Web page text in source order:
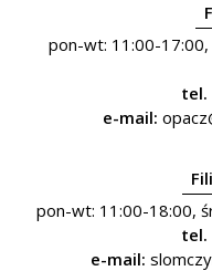
pon-wt: 11:00-
tel.
e-mail:
pon-wt: 11:00-18:00,
tel.
e-mail: